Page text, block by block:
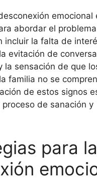
emocional
abordar el
incluir la falta de
evitación de
la sensación de que
familia no se
de estos signos
proceso de sanación y
para la